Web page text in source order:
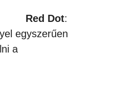
Red Dot:
egyszerűen
a